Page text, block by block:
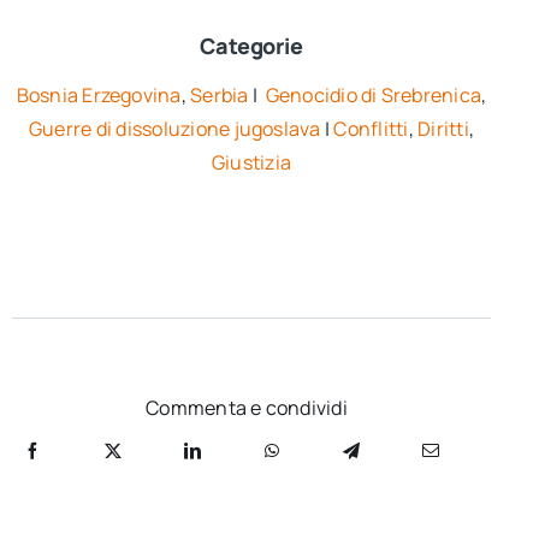
Categorie
Bosnia Erzegovina,Serbia | Genocidio di Srebrenica,
Guerre di dissoluzione jugoslava |Conflitti, Diritti,
Giustizia
Commenta e condividi